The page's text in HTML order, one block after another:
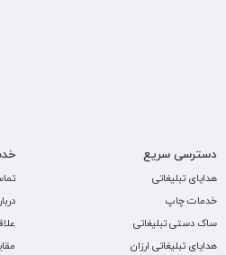
دسترسی سریع
هدایای تبلیغاتی
خدمات چاپ
ساک دستی تبلیغاتی
هدایای تبلیغاتی ارزان